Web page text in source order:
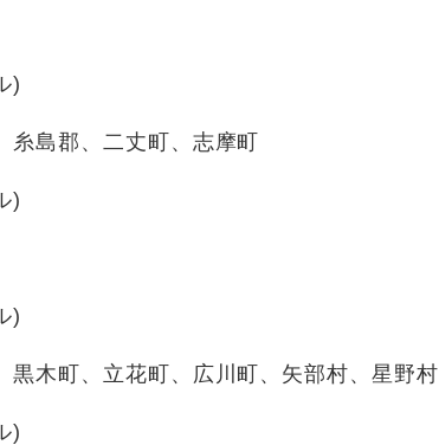
)
島郡、二丈町、志摩町
)
)
黒木町、立花町、広川町、矢部村、星野村
)